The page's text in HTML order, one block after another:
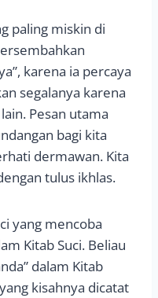
paling miskin di
karena ia percaya
segalanya karena
Pesan utama
bagi kita
dermawan. Kita
tulus ikhlas.
yang mencoba
Kitab Suci. Beliau
dalam Kitab
kisahnya dicatat